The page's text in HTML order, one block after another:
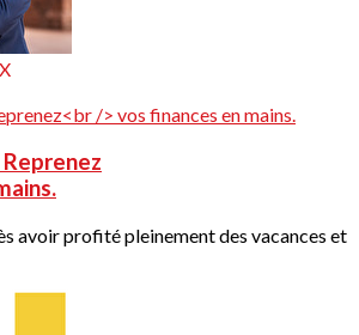
avoir profité pleinement des vacances et